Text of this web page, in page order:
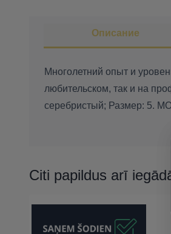
Описание
Многолетний опыт и
любительском, так и на
серебристый; Размер: 5.
Citi papildus arī